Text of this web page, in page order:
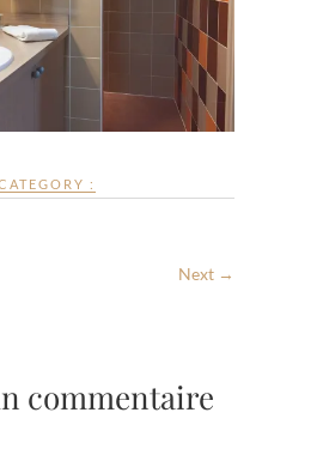
:
Next →
commentaire